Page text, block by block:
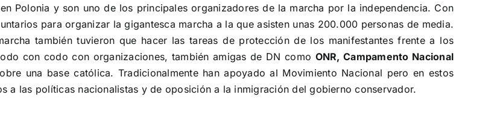
Polonia y son uno de los principales organizadores de la marcha por la independencia. Con
para organizar la gigantesca marcha a la que asisten unas 200.000 personas de media.
también tuvieron que hacer las tareas de protección de los manifestantes frente a los
con codo con organizaciones, también amigas de DN como ONR, Campamento Nacional
una base católica. Tradicionalmente han apoyado al Movimiento Nacional pero en estos
a las políticas nacionalistas y de oposición a la inmigración del gobierno conservador.